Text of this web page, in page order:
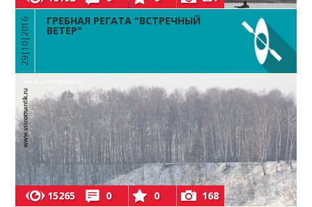
29|10|2016 ГРЕБНАЯ РЕГАТА "ВСТРЕЧНЫЙ
ВЕТЕР"
15265 0 0 168